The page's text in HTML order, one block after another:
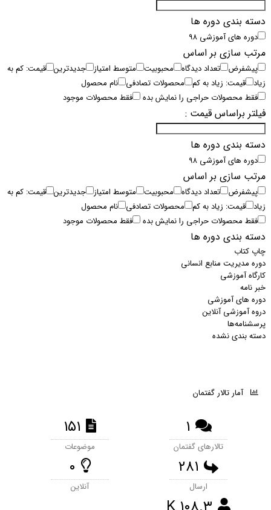
دسته بندی دوره ها
دوره های آموزشی ۹۸
مرتب سازی بر اساس
پیشفرض تعداد دیدگاه محبوبیت متوسط امتیاز جدیدترین
قیمت: کم به
زیاد
قیمت: زیاد به کم محصولات تصادفی
نام محصول
فقط محصولات حراجی را نمایش بده
فقط محصولات موجود
فیلتر براساس قیمت :
دسته بندی دوره ها
دوره های آموزشی ۹۸
مرتب سازی بر اساس
پیشفرض تعداد دیدگاه محبوبیت متوسط امتیاز جدیدترین
قیمت: کم به
زیاد
قیمت: زیاد به کم محصولات تصادفی
نام محصول
فقط محصولات حراجی را نمایش بده
فقط محصولات موجود
دسته بندی دوره ها
چاپ کتاب
دوره مدیریت منابع انسانی
کارگاه آموزشی
خبر نامه
دوره های آموزشی
دروه آموزشی آنلاین
پرسشنامه‌ها
دسته بندی نشده
آمار تالار گفتمان
۱
تالارهای گفتمان
۱۵۱
موضوعات
۲۸۱
ارسال‌
۰
آنلاین